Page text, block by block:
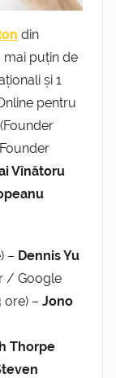
din
mai puțin de
și 1
pentru
(Founder
Vînătoru
– Dennis Yu
/ Google
– Jono
Thorpe